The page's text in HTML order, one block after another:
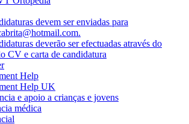
devem ser enviadas para
deverão ser efectuadas através do
CV e carta de candidatura
Help
Help UK
e apoio a crianças e jovens
médica